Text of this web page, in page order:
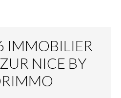
IMMOBILIER
NICE BY